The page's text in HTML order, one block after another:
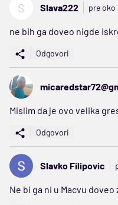
S Slava222 pre oko
ne bih ga doveo nigde
Odgovori
Mislim da je ovo velika
Odgovori
Slavko Filipovic
Ne bi ga ni u Macvu doveo